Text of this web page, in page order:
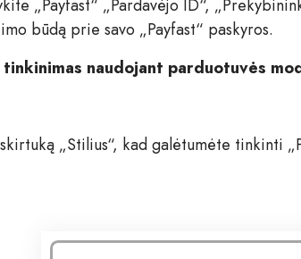
„Payfast“ „Pardavėjo ID“,
būdą prie savo „Payfast“ paskyros.
tinkinimas naudojant parduotuvės
„Stilius“, kad galėtumėte tinkinti